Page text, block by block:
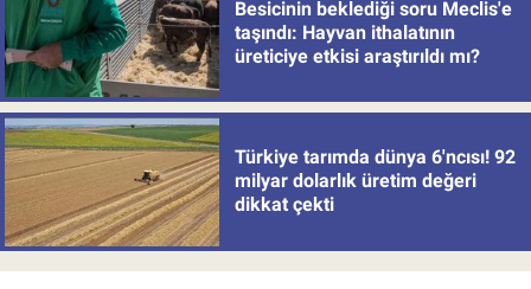
Besicinin beklediği soru Meclis'e
taşındı: Hayvan ithalatının
üreticiye etkisi araştırıldı mı?
Türkiye tarımda dünya 6'ncısı! 92
milyar dolarlık üretim değeri
dikkat çekti